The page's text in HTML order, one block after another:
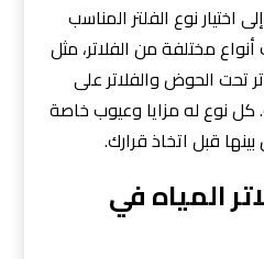
اختيار نوع الفلتر المناسب
أنواع مختلفة من الفلاتر، مثل
تحت الحوض والفلاتر على
كل نوع له مزايا وعيوب خاصة
قبل اتخاذ قرارك.
المياه في